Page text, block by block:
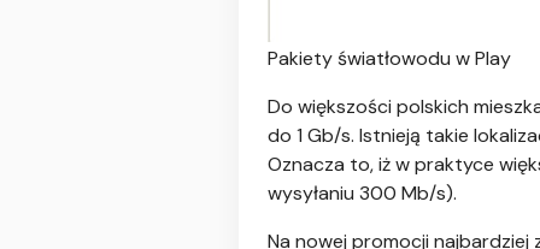
Pakiety światłowodu w Play
Do większości polskich
do 1 Gb/s. Istnieją takie
Oznacza to, iż w praktyce
wysyłaniu 300 Mb/s).
Na nowej promocji